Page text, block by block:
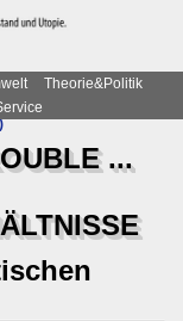
Theorie&Politik
...